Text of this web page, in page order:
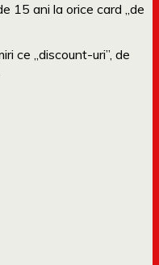
15 ani la orice card „de
ce „discount-uri”, de